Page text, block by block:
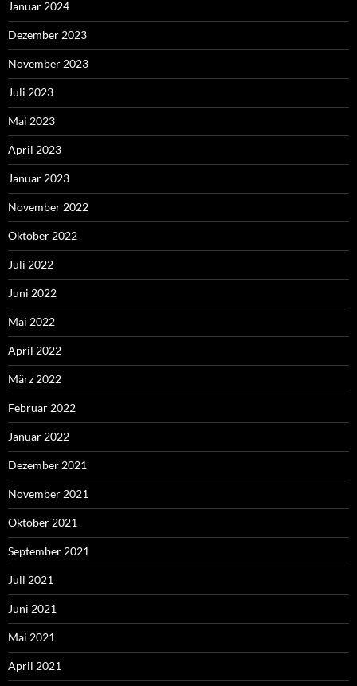
Januar 2024
Dezember 2023
November 2023
Juli 2023
Mai 2023
April 2023
Januar 2023
November 2022
Oktober 2022
Juli 2022
Juni 2022
Mai 2022
April 2022
März 2022
Februar 2022
Januar 2022
Dezember 2021
November 2021
Oktober 2021
September 2021
Juli 2021
Juni 2021
Mai 2021
April 2021